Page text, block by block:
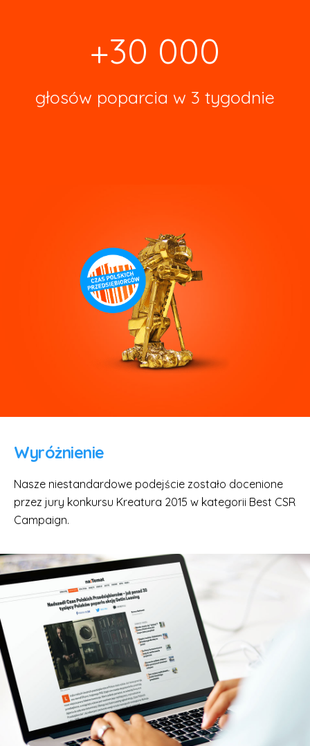
+30 000
głosów poparcia w 3 tygodnie
Wyróżnienie
Nasze niestandardowe podejście zostało docenione
przez jury konkursu Kreatura 2015 w kategorii Best CSR
Campaign.